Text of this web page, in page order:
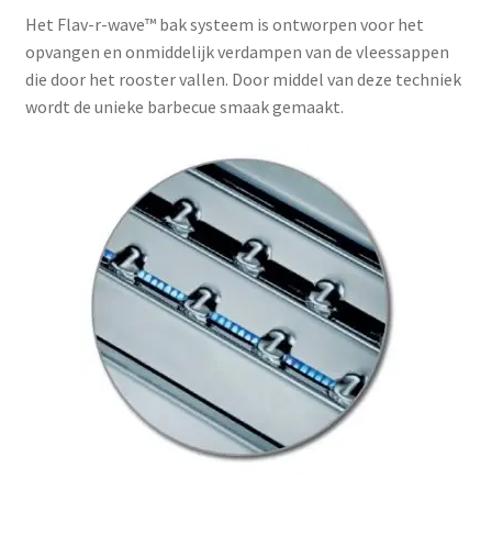
Het Flav-r-wave™ bak systeem is ontworpen voor het
opvangen en onmiddelijk verdampen van de vleessappen
die door het rooster vallen. Door middel van deze techniek
wordt de unieke barbecue smaak gemaakt.